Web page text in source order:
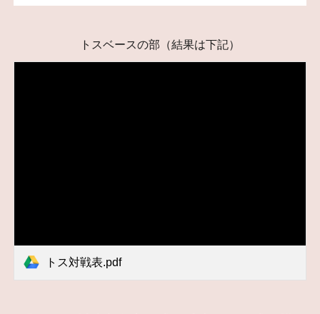
トスベースの部（結果は下記）
トス対戦表.pdf